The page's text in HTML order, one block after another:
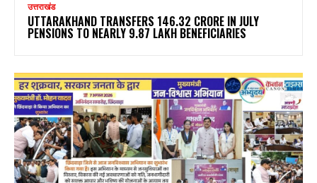
उत्तराखंड
UTTARAKHAND TRANSFERS ₹146.32 CRORE IN JULY
PENSIONS TO NEARLY 9.87 LAKH BENEFICIARIES